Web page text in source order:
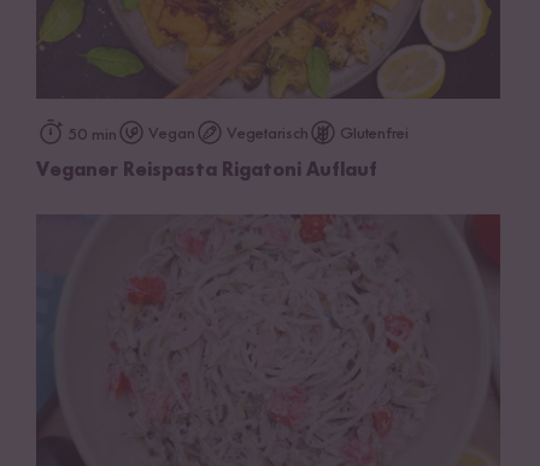
50 min Vegan Vegetarisch Glutenfrei
Veganer Reispasta Rigatoni Auflauf